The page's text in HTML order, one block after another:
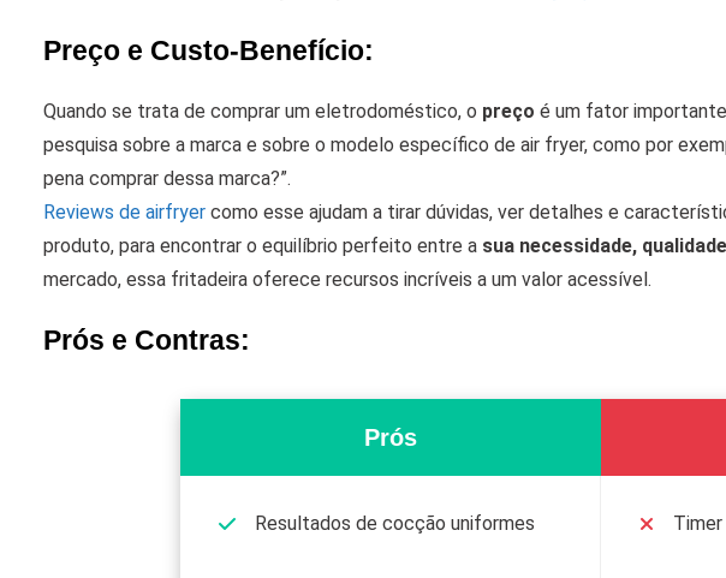
Preço e Custo-Benefício:
Quando se trata de comprar um eletrodoméstico, o preço é um fator
pesquisa sobre a marca e sobre o modelo específico de air fryer, como por
pena comprar dessa marca?”.
Reviews de airfryer como esse ajudam a tirar dúvidas, ver detalhes e
produto, para encontrar o equilíbrio perfeito entre a sua necessidade,
mercado, essa fritadeira oferece recursos incríveis a um valor acessível.
Prós e Contras:
Prós
Resultados de cocção uniformes